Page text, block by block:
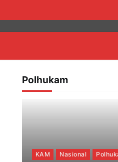
Polhukam
KAM Nasional